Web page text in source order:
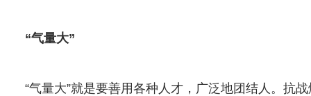
“气量大”
“气量大”就是要善用各种人才，广泛地团结人。抗战